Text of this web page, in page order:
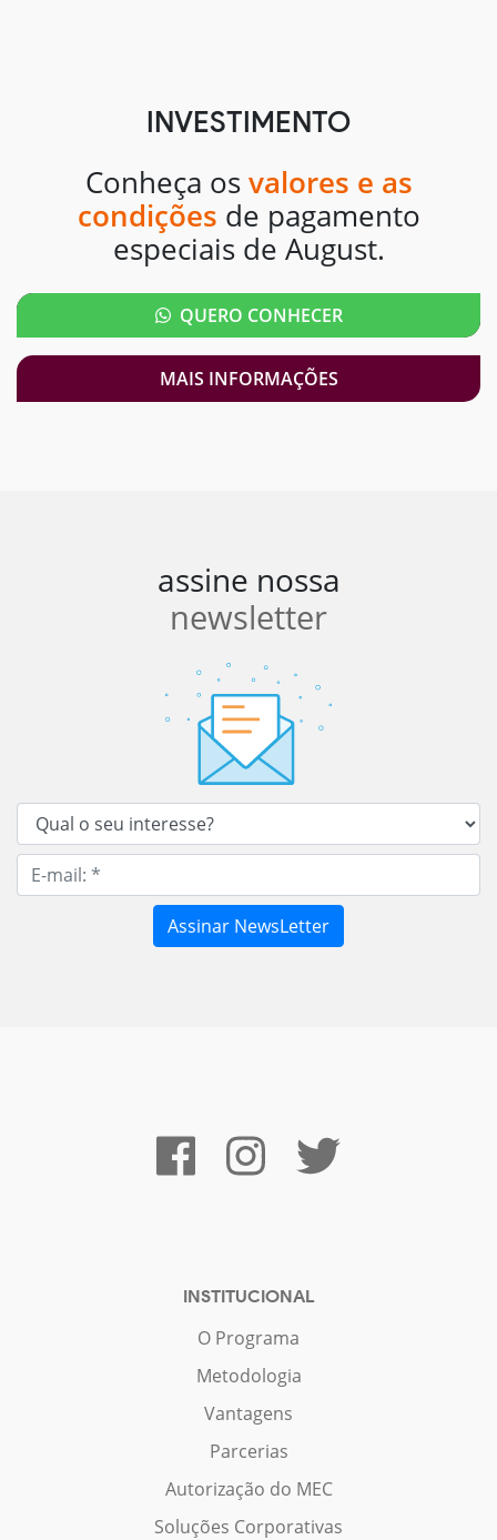
INVESTIMENTO
Conheça os valores e as
condições de pagamento
especiais de August.
QUERO CONHECER
MAIS INFORMAÇÕES
assine nossa
newsletter
INSTITUCIONAL
O Programa
Metodologia
Vantagens
Parcerias
Autorização do MEC
Soluções Corporativas